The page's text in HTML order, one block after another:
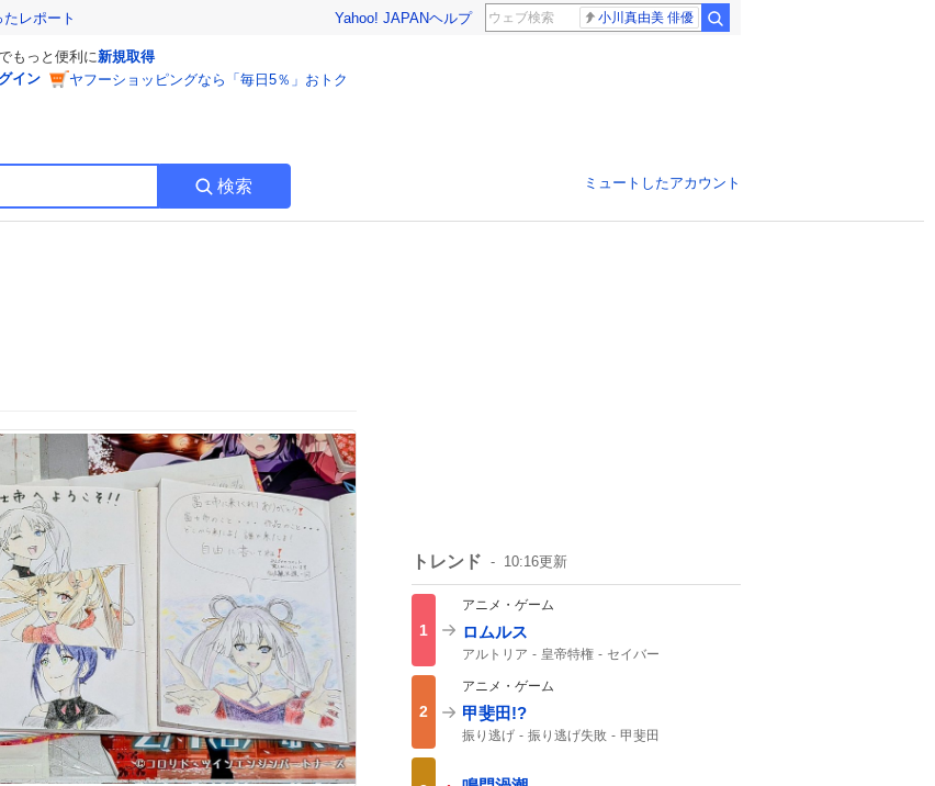
レポート Yahoo! JAPANヘルプ 小川真由美 俳優
でもっと便利に新規取得
イン
ヤフーショッピングなら「毎日5％」おトク
検索 ミュートしたアカウント
トレンド 10:16更新
1
アニメ・ゲーム
ロムルス
アルトリア 皇帝特権
セイバー
2
アニメ・ゲーム
甲斐田!?
振り逃げ 振り逃げ失敗 甲斐田